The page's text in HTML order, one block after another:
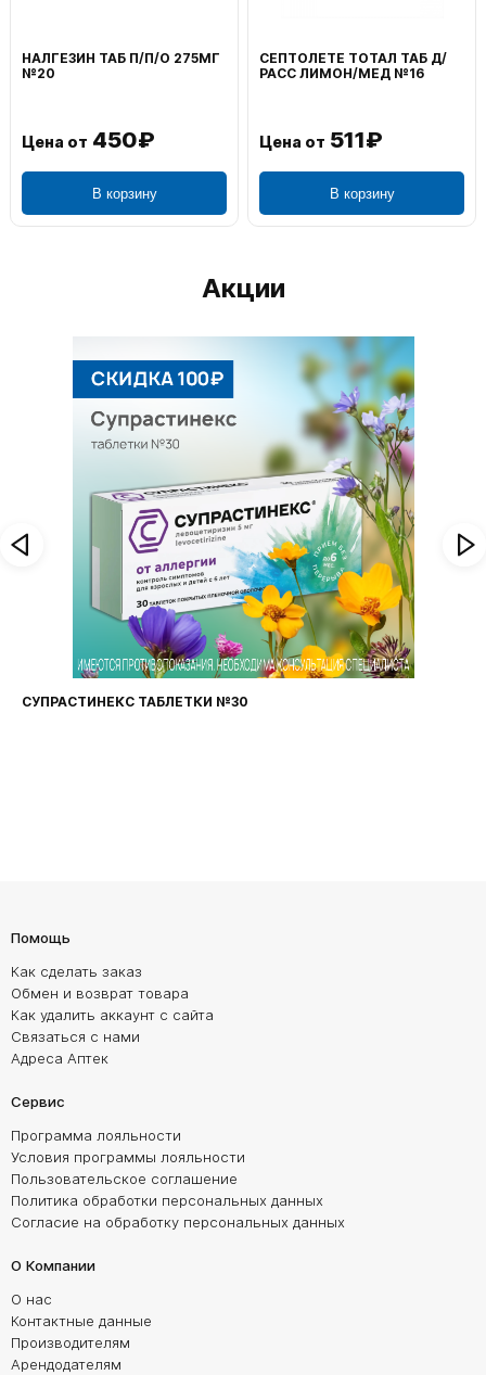
ВОЛЬТАРЕН ЭМУЛЬГЕЛЬ
НАРУЖ 2% 100Г
Цена от 1 195₽
В корзину
ФЕНИСТИЛ ГЕЛЬ НАРУЖ
0,1% 50Г
Цена от 804₽
В корзину
Акции
ФАРИНГОСЕПТ ТАБЛЕТКИ №20
Помощь
Как сделать заказ
Обмен и возврат товара
Как удалить аккаунт с сайта
Связаться с нами
Адреса Аптек
Сервис
Программа лояльности
Условия программы лояльности
Пользовательское соглашение
Политика обработки персональных данных
Согласие на обработку персональных данных
О Компании
О нас
Контактные данные
Производителям
Арендодателям